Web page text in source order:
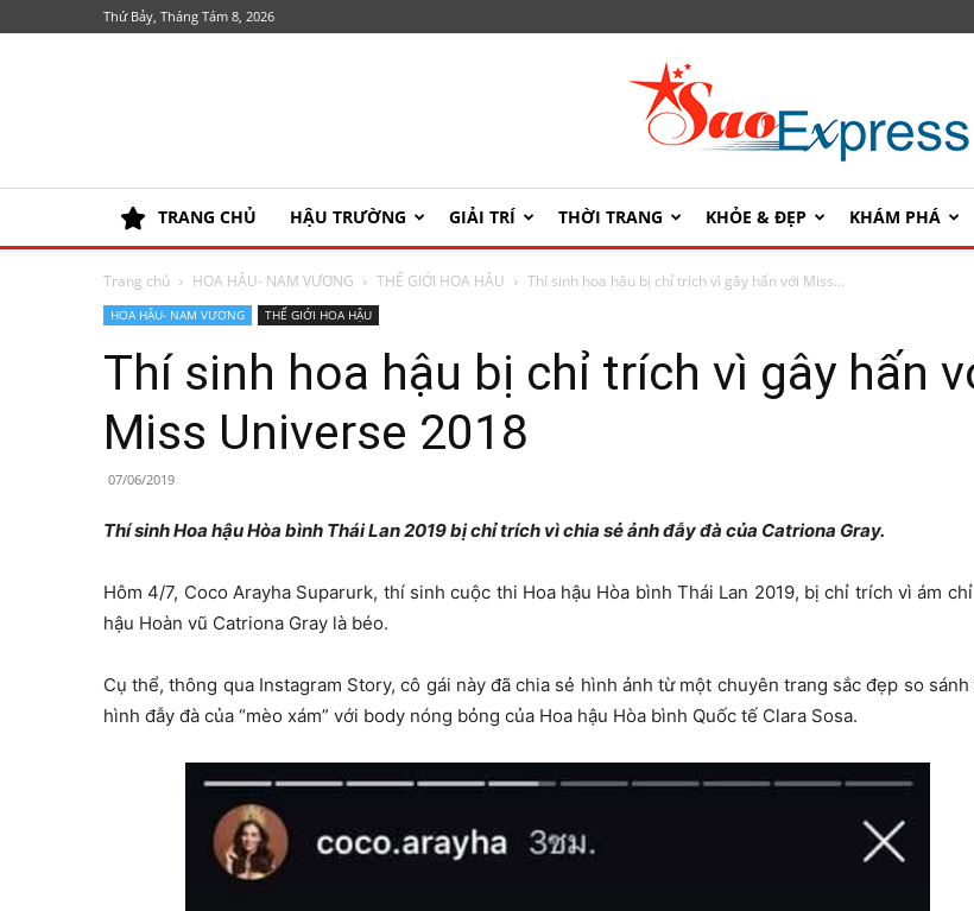
Thứ Bảy, Tháng Tám 8, 2026
SaoExpress
TRANG CHỦ HẬU TRƯỜNG GIẢI TRÍ THỜI TRANG KHỎE & ĐẸP KHÁM PHÁ
Trang chủ HOA HẬU- NAM VƯƠNG THẾ GIỚI HOA HẬU Thí sinh hoa hậu bị chỉ trích vì gây hấn với Miss...
HOA HẬU- NAM VƯƠNG THẾ GIỚI HOA HẬU
Thí sinh hoa hậu bị chỉ trích vì gây hấn
Miss Universe 2018
07/06/2019
Thí sinh Hoa hậu Hòa bình Thái Lan 2019 bị chỉ trích vì chia sẻ ảnh đẫy đà của Catriona Gray.
Hôm 4/7, Coco Arayha Suparurk, thí sinh cuộc thi Hoa hậu Hòa bình Thái Lan 2019, bị chỉ trích vì ám
hậu Hoàn vũ Catriona Gray là béo.
Cụ thể, thông qua Instagram Story, cô gái này đã chia sẻ hình ảnh từ một chuyên trang sắc đẹp so sánh
hình đẫy đà của “mèo xám” với body nóng bỏng của Hoa hậu Hòa bình Quốc tế Clara Sosa.